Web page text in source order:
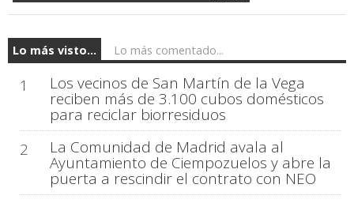
Lo más visto... Lo más comentado...
1 Los vecinos de San Martín de la Vega
reciben más de 3.100 cubos domésticos
para reciclar biorresiduos
2
La Comunidad de Madrid avala al
Ayuntamiento de Ciempozuelos y abre la
puerta a rescindir el contrato con NEO